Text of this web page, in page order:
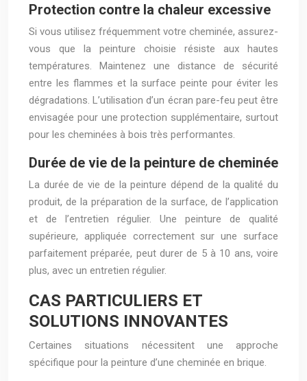
Protection contre la chaleur excessive
Si vous utilisez fréquemment votre cheminée, assurez-
vous que la peinture choisie résiste aux hautes
températures. Maintenez une distance de sécurité
entre les flammes et la surface peinte pour éviter les
dégradations. L’utilisation d’un écran pare-feu peut être
envisagée pour une protection supplémentaire, surtout
pour les cheminées à bois très performantes.
Durée de vie de la peinture de cheminée
La durée de vie de la peinture dépend de la qualité du
produit, de la préparation de la surface, de l’application
et de l’entretien régulier. Une peinture de qualité
supérieure, appliquée correctement sur une surface
parfaitement préparée, peut durer de 5 à 10 ans, voire
plus, avec un entretien régulier.
CAS PARTICULIERS ET
SOLUTIONS INNOVANTES
Certaines situations nécessitent une approche
spécifique pour la peinture d’une cheminée en brique.